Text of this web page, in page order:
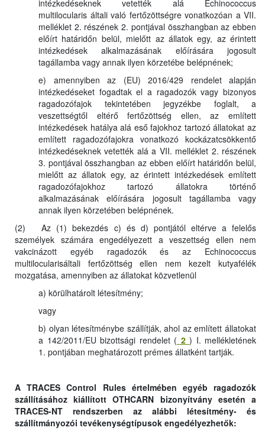
intézkedéseknek vetették alá Echinococcus
multilocularis általi való fertőzöttségre vonatkozóan a VII.
melléklet 2. részének 2. pontjával összhangban az ebben
előírt határidőn belül, mielőtt az állatok egy, az érintett
intézkedések alkalmazásának előírására jogosult
tagállamba vagy annak ilyen körzetébe belépnének;
e) amennyiben az (EU) 2016/429 rendelet alapján
intézkedéseket fogadtak el a ragadozók vagy bizonyos
ragadozófajok tekintetében jegyzékbe foglalt, a
veszettségtől eltérő fertőzöttség ellen, az említett
intézkedések hatálya alá eső fajokhoz tartozó állatokat az
említett ragadozófajokra vonatkozó kockázatcsökkentő
intézkedéseknek vetették alá a VII. melléklet 2. részének
3. pontjával összhangban az ebben előírt határidőn belül,
mielőtt az állatok egy, az érintett intézkedések említett
ragadozófajokhoz tartozó állatokra történő
alkalmazásának előírására jogosult tagállamba vagy
annak ilyen körzetében belépnének.
(2) Az (1) bekezdés c) és d) pontjától eltérve a felelős
személyek számára engedélyezett a veszettség ellen nem
vakcinázott egyéb ragadozók és az Echinococcus
multilocularisáltali fertőzöttség ellen nem kezelt kutyafélék
mozgatása, amennyiben az állatokat közvetlenül
a) körülhatárolt létesítmény;
vagy
b) olyan létesítménybe szállítják, ahol az említett állatokat
a 142/2011/EU bizottsági rendelet ( 2 ) I. mellékletének
1. pontjában meghatározott prémes állatként tartják.
A TRACES Control Rules értelmében egyéb ragadozók
szállításához kiállított OTHCARN bizonyítvány esetén a
TRACES-NT rendszerben az alábbi létesítmény- és
szállítmányozói tevékenységtípusok engedélyezhetők: